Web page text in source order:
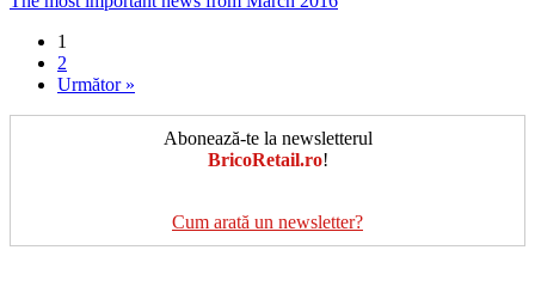
1
2
Următor »
Abonează-te la newsletterul
BricoRetail.ro!
Cum arată un newsletter?